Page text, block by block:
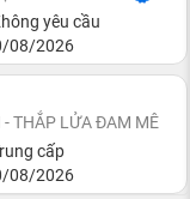
yêu cầu
08/2026
- THẮP LỬA ĐAM MÊ
cấp
08/2026